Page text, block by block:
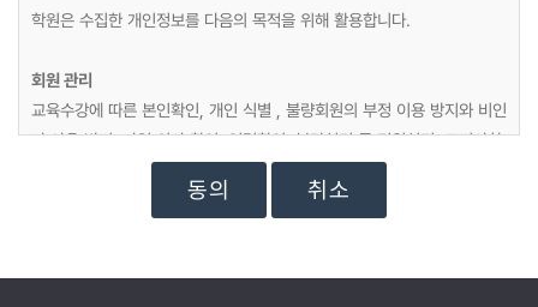
학원은 수집한 개인정보를 다음의 목적을 위해 활용합니다.
회원 관리
교육수강에 따른 본인확인, 개인 식별 , 불량회원의 부정 이용 방지와 비인
가 사용 방지, 가입 의사 확인, 연령확인, 불만처리 등 민원처리, 고지사항
취소